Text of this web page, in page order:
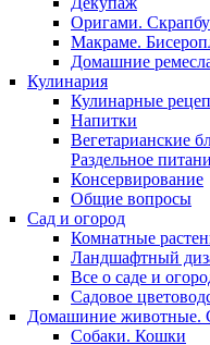
Оригами.
Макраме.
Домашние
Кулинария
Кулинарные
Напитки
Вегетарианские
Раздельное
Консервирование
Общие вопросы
Сад и огород
Комнатные
Ландшафтный
Все о саде и
Садовое
Домашиние животные.
Собаки. Кошки